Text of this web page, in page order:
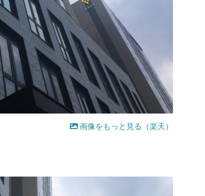
画像をもっと見る（楽天）